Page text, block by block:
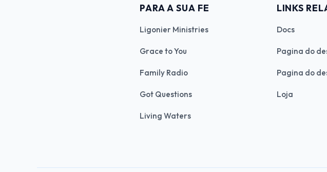
PARA A SUA FE
Ligonier Ministries
Grace to You
Family Radio
Got Questions
Living Waters
LINKS
Docs
Pagina do
Pagina do
Loja